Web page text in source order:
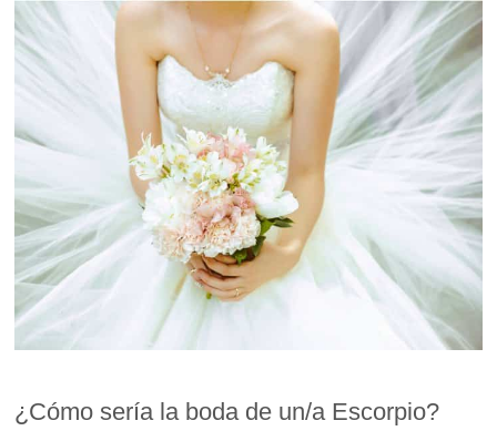
¿Cómo sería la boda de un/a Escorpio?